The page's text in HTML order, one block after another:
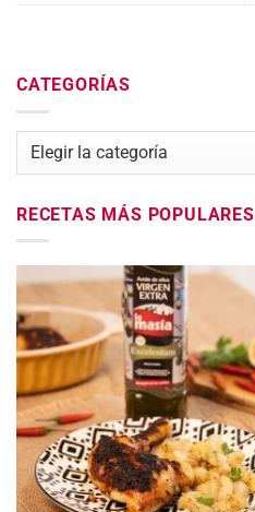
CATEGORÍAS
Categorías
RECETAS MÁS POPULARES